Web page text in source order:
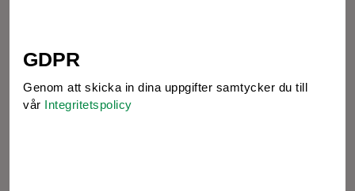
GDPR
Genom att skicka in dina uppgifter samtycker du till
vår Integritetspolicy